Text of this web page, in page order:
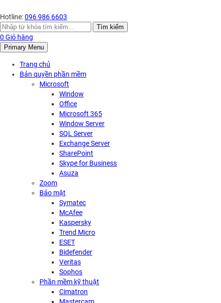
Hotline:096 986 6603
Search
for:
Tìm kiếm
0 Giỏ hàng
Primary Menu
Trang chủ
Bản quyền phần mềm
Microsoft
Window
Office
Microsoft 365
Window Server
SQL Server
Exchange Server
SharePoint
Skype for Business
Asuza
Zoom
Bảo mật
Symatec
McAfee
Kaspersky
Trend Micro
ESET
Bidefender
Veritas
Sophos
Phần mềm kỹ thuật
Cimatron